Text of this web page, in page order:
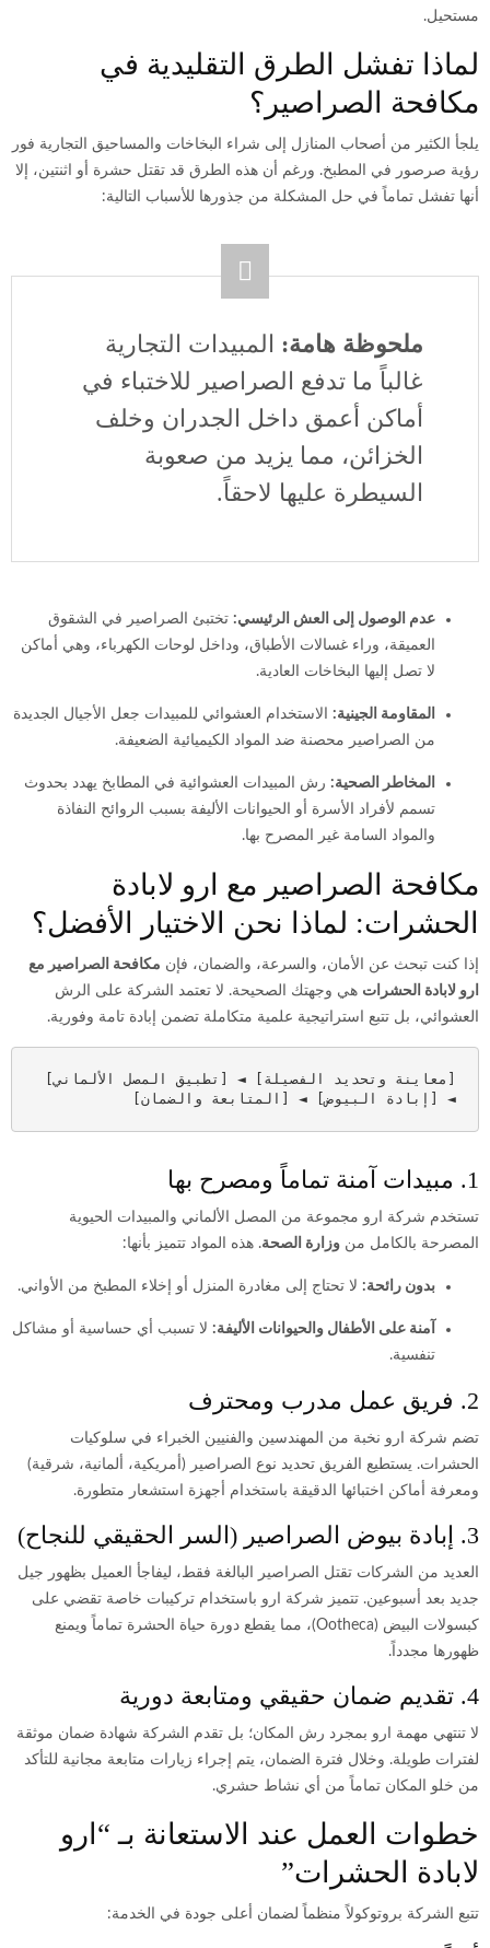
مستحيل.
لماذا تفشل الطرق التقليدية في
مكافحة الصراصير؟
يلجأ الكثير من أصحاب المنازل إلى شراء البخاخات والمساحيق التجارية فور
رؤية صرصور في المطبخ. ورغم أن هذه الطرق قد تقتل حشرة أو اثنتين، إلا
أنها تفشل تماماً في حل المشكلة من جذورها للأسباب التالية:
ملحوظة هامة: المبيدات التجارية
غالباً ما تدفع الصراصير للاختباء في
أماكن أعمق داخل الجدران وخلف
الخزائن، مما يزيد من صعوبة
السيطرة عليها لاحقاً.
عدم الوصول إلى العش الرئيسي: تختبئ الصراصير في الشقوق
العميقة، وراء غسالات الأطباق، وداخل لوحات الكهرباء، وهي أماكن
لا تصل إليها البخاخات العادية.
المقاومة الجينية: الاستخدام العشوائي للمبيدات جعل الأجيال الجديدة
من الصراصير محصنة ضد المواد الكيميائية الضعيفة.
المخاطر الصحية: رش المبيدات العشوائية في المطابخ يهدد بحدوث
تسمم لأفراد الأسرة أو الحيوانات الأليفة بسبب الروائح النفاذة
والمواد السامة غير المصرح بها.
مكافحة الصراصير مع ارو لابادة
الحشرات: لماذا نحن الاختيار الأفضل؟
إذا كنت تبحث عن الأمان، والسرعة، والضمان، فإن مكافحة الصراصير مع
ارو لابادة الحشرات هي وجهتك الصحيحة. لا تعتمد الشركة على الرش
العشوائي، بل تتبع استراتيجية علمية متكاملة تضمن إبادة تامة وفورية.
◄ [إبادة البيوض] ◄ [المتابعة والضمان]
1. مبيدات آمنة تماماً ومصرح بها
تستخدم شركة ارو مجموعة من المصل الألماني والمبيدات الحيوية
المصرحة بالكامل من وزارة الصحة. هذه المواد تتميز بأنها:
بدون رائحة: لا تحتاج إلى مغادرة المنزل أو إخلاء المطبخ من الأواني.
آمنة على الأطفال والحيوانات الأليفة: لا تسبب أي حساسية أو مشاكل
تنفسية.
2. فريق عمل مدرب ومحترف
تضم شركة ارو نخبة من المهندسين والفنيين الخبراء في سلوكيات
الحشرات. يستطيع الفريق تحديد نوع الصراصير (أمريكية، ألمانية، شرقية)
ومعرفة أماكن اختبائها الدقيقة باستخدام أجهزة استشعار متطورة.
3. إبادة بيوض الصراصير (السر الحقيقي للنجاح)
العديد من الشركات تقتل الصراصير البالغة فقط، ليفاجأ العميل بظهور جيل
جديد بعد أسبوعين. تتميز شركة ارو باستخدام تركيبات خاصة تقضي على
كبسولات البيض (Ootheca)، مما يقطع دورة حياة الحشرة تماماً ويمنع
ظهورها مجدداً.
4. تقديم ضمان حقيقي ومتابعة دورية
لا تنتهي مهمة ارو بمجرد رش المكان؛ بل تقدم الشركة شهادة ضمان موثقة
لفترات طويلة. وخلال فترة الضمان، يتم إجراء زيارات متابعة مجانية للتأكد
من خلو المكان تماماً من أي نشاط حشري.
خطوات العمل عند الاستعانة بـ “ارو
لابادة الحشرات”
تتبع الشركة بروتوكولاً منظماً لضمان أعلى جودة في الخدمة: